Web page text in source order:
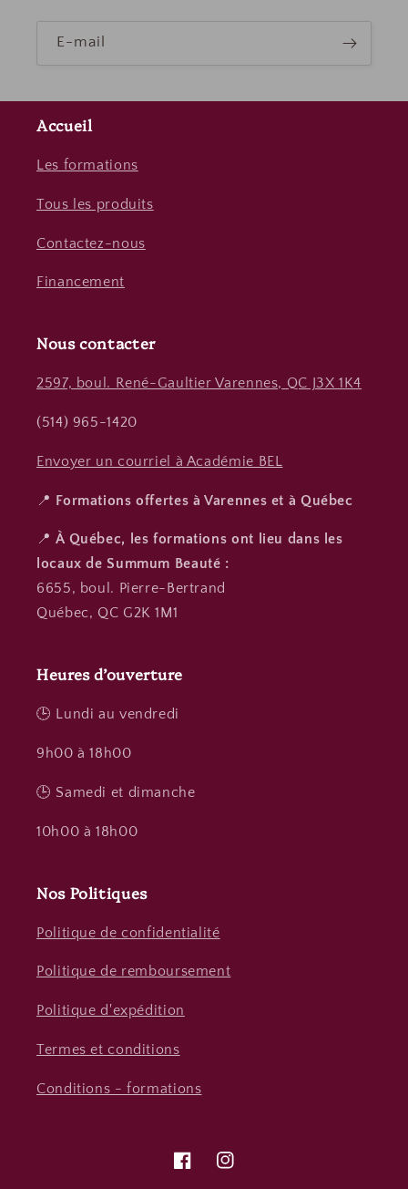
E-mail
Accueil
Les formations
Tous les produits
Contactez-nous
Financement
Nous contacter
2597, boul. René-Gaultier Varennes, QC J3X 1K4
(514) 965-1420
Envoyer un courriel à Académie BEL
📍 Formations offertes à Varennes et à Québec
📍À Québec, les formations ont lieu dans les
locaux de Summum Beauté :
6655, boul. Pierre-Bertrand
Québec, QC G2K 1M1
Heures d’ouverture
🕒 Lundi au vendredi
9h00 à 18h00
🕒 Samedi et dimanche
10h00 à 18h00
Nos Politiques
Politique de confidentialité
Politique de remboursement
Politique d'expédition
Termes et conditions
Conditions - formations
FacebookInstagram